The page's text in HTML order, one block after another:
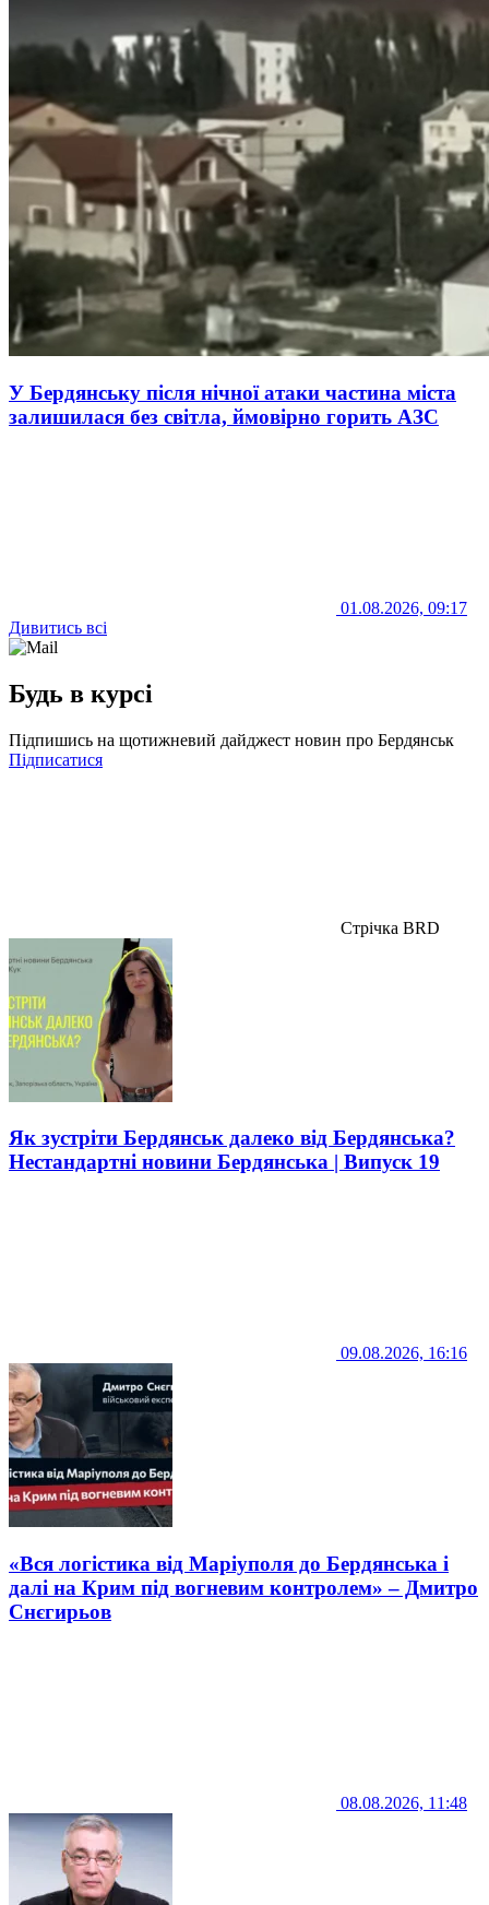
У Бердянську після нічної атаки частина міста
залишилася без світла, ймовірно горить АЗС
01.08.2026, 09:17
Дивитись всі
Будь в курсі
Підпишись на щотижневий дайджест новин про Бердянськ
Підписатися
Стрічка BRD
Як зустріти Бердянськ далеко від Бердянська?
Нестандартні новини Бердянська | Випуск 19
09.08.2026, 16:16
«Вся логістика від Маріуполя до Бердянська і
далі на Крим під вогневим контролем» – Дмитро
Снєгирьов
08.08.2026, 11:48